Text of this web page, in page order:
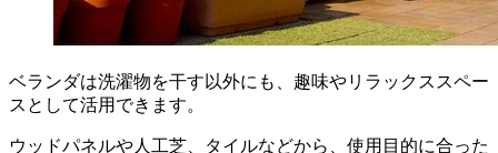
ベランダは洗濯物を干す以外にも、趣味やリラックススペー
スとして活用できます。
ウッドパネルや人工芝、タイルなどから、使用目的に合った